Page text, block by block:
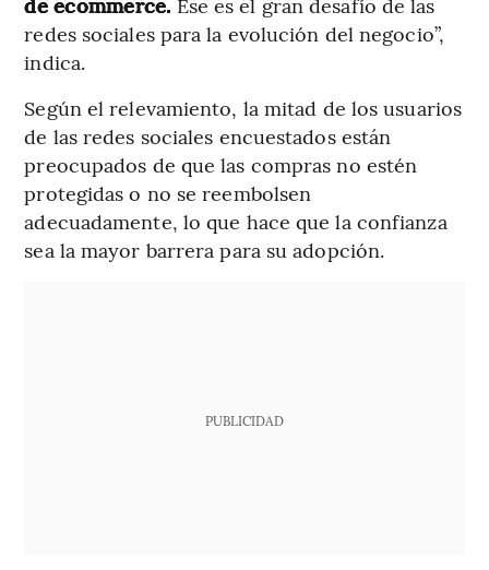
redes sociales para la evolución del negocio”,
indica.
Según el relevamiento, la mitad de los usuarios
de las redes sociales encuestados están
preocupados de que las compras no estén
protegidas o no se reembolsen
adecuadamente, lo que hace que la confianza
sea la mayor barrera para su adopción.
PUBLICIDAD